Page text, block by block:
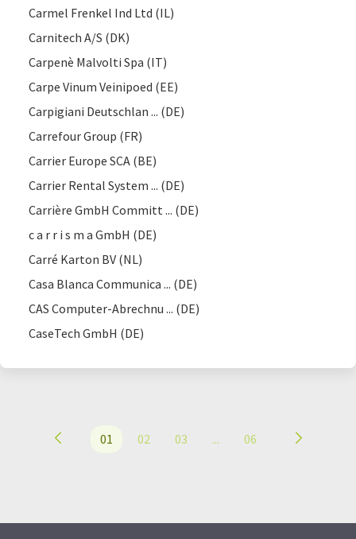
Carmel Frenkel Ind Ltd (IL)
Carnitech A/S (DK)
Carpenè Malvolti Spa (IT)
Carpe Vinum Veinipoed (EE)
Carpigiani Deutschlan ... (DE)
Carrefour Group (FR)
Carrier Europe SCA (BE)
Carrier Rental System ... (DE)
Carrière GmbH Committ ... (DE)
c a r r i s m a GmbH (DE)
Carré Karton BV (NL)
Casa Blanca Communica ... (DE)
CAS Computer-Abrechnu ... (DE)
CaseTech GmbH (DE)
01 02 03 ... 06